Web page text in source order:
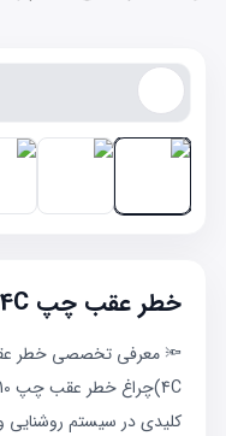
خطر عقب چپ MVM 110-4C
کلیدی در سیستم روشنایی